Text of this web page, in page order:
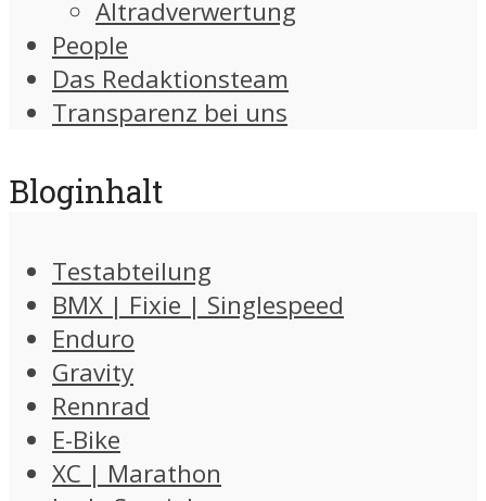
Altradverwertung
People
Das Redaktionsteam
Transparenz bei uns
Bloginhalt
Testabteilung
BMX | Fixie | Singlespeed
Enduro
Gravity
Rennrad
E-Bike
XC | Marathon